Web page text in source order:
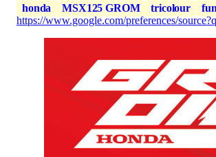
honda
MSX125 GROM tricolour
https://www.google.com/preferences/